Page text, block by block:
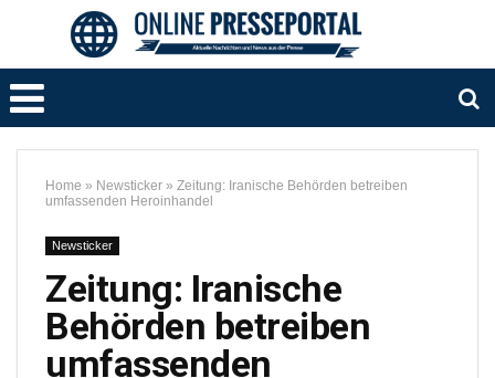
Home » Newsticker » Zeitung: Iranische Behörden betreiben
umfassenden Heroinhandel
Newsticker
Zeitung: Iranische
Behörden betreiben
umfassenden